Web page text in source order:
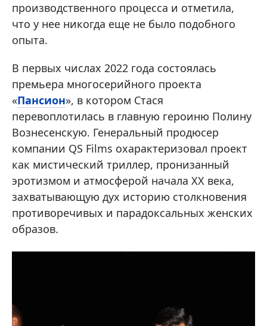
производственного процесса и отметила,
что у нее никогда еще не было подобного
опыта.
В первых числах 2022 года состоялась
премьера многосерийного проекта
«Пансион», в котором Стася
перевоплотилась в главную героиню Полину
Вознесенскую. Генеральный продюсер
компании QS Films охарактеризовал проект
как мистический триллер, пронизанный
эротизмом и атмосферой начала ХХ века,
захватывающую дух историю столкновения
противоречивых и парадоксальных женских
образов.